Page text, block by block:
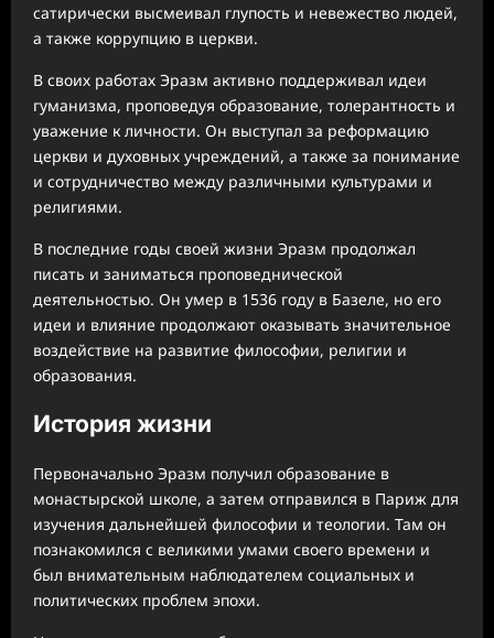
сатирически высмеивал глупость и невежество людей,
а также коррупцию в церкви.
В своих работах Эразм активно поддерживал идеи
гуманизма, проповедуя образование, толерантность и
уважение к личности. Он выступал за реформацию
церкви и духовных учреждений, а также за понимание
и сотрудничество между различными культурами и
религиями.
В последние годы своей жизни Эразм продолжал
писать и заниматься проповеднической
деятельностью. Он умер в 1536 году в Базеле, но его
идеи и влияние продолжают оказывать значительное
воздействие на развитие философии, религии и
образования.
История жизни
Первоначально Эразм получил образование в
монастырской школе, а затем отправился в Париж для
изучения дальнейшей философии и теологии. Там он
познакомился с великими умами своего времени и
был внимательным наблюдателем социальных и
политических проблем эпохи.